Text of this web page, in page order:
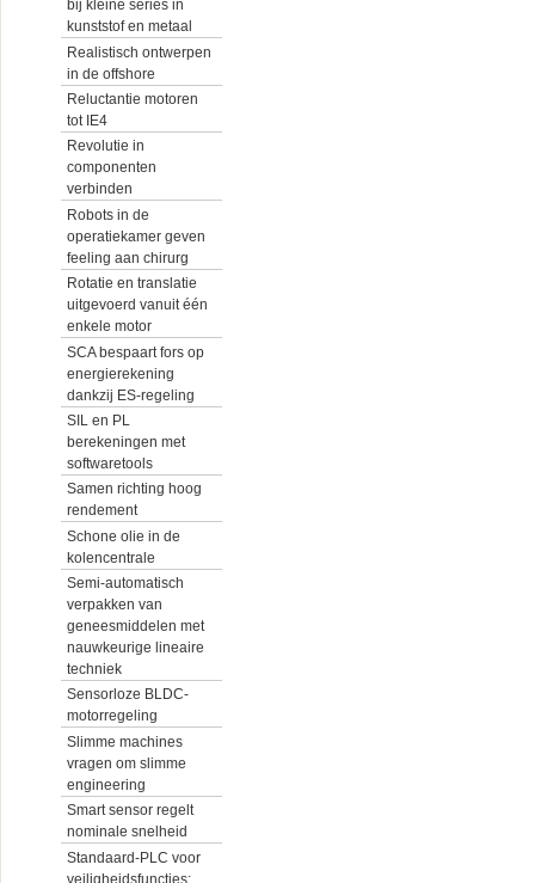
bij kleine series in
kunststof en metaal
Realistisch ontwerpen
in de offshore
Reluctantie motoren
tot IE4
Revolutie in
componenten
verbinden
Robots in de
operatiekamer geven
feeling aan chirurg
Rotatie en translatie
uitgevoerd vanuit één
enkele motor
SCA bespaart fors op
energierekening
dankzij ES-regeling
SIL en PL
berekeningen met
softwaretools
Samen richting hoog
rendement
Schone olie in de
kolencentrale
Semi-automatisch
verpakken van
geneesmiddelen met
nauwkeurige lineaire
techniek
Sensorloze BLDC-
motorregeling
Slimme machines
vragen om slimme
engineering
Smart sensor regelt
nominale snelheid
Standaard-PLC voor
veiligheidsfuncties: